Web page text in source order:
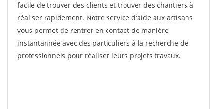
facile de trouver des clients et trouver des chantiers à
réaliser rapidement. Notre service d'aide aux artisans
vous permet de rentrer en contact de manière
instantannée avec des particuliers à la recherche de
professionnels pour réaliser leurs projets travaux.